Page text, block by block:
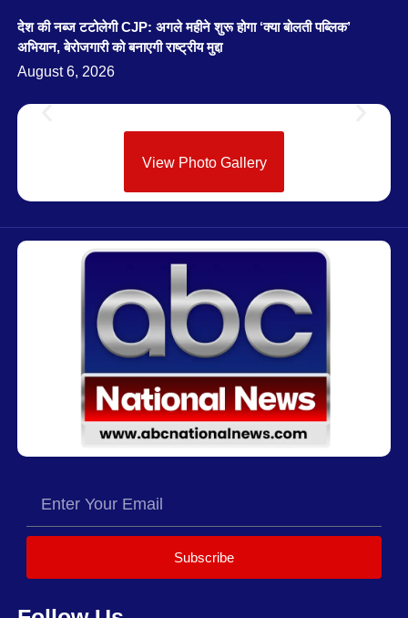
देश की नब्ज टटोलेगी CJP: अगले महीने शुरू होगा ‘क्या बोलती पब्लिक’
अभियान, बेरोजगारी को बनाएगी राष्ट्रीय मुद्दा
August 6, 2026
View Photo Gallery
Subscribe